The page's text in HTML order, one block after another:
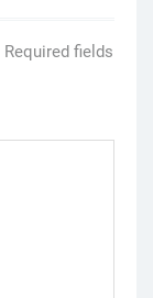
Required fields